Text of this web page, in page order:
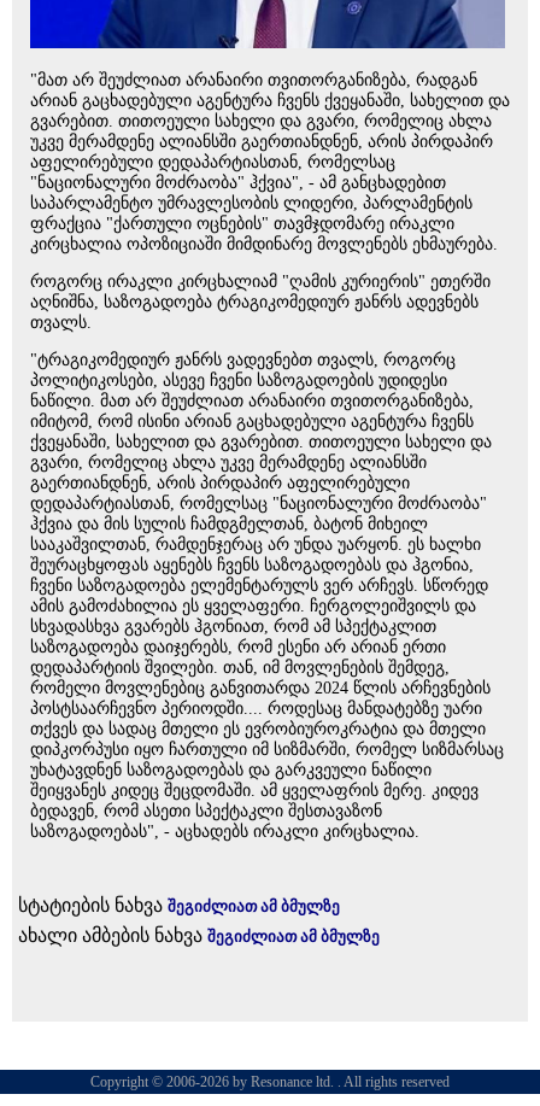
"მათ არ შეუძლიათ არანაირი თვითორგანიზება, რადგან
არიან გაცხადებული აგენტურა ჩვენს ქვეყანაში, სახელით და
გვარებით. თითოეული სახელი და გვარი, რომელიც ახლა
უკვე მერამდენე ალიანსში გაერთიანდნენ, არის პირდაპირ
აფელირებული დედაპარტიასთან, რომელსაც
"ნაციონალური მოძრაობა" ჰქვია", - ამ განცხადებით
საპარლამენტო უმრავლესობის ლიდერი, პარლამენტის
ფრაქცია "ქართული ოცნების" თავმჯდომარე ირაკლი
კირცხალია ოპოზიციაში მიმდინარე მოვლენებს ეხმაურება.
როგორც ირაკლი კირცხალიამ "ღამის კურიერის" ეთერში
აღნიშნა, საზოგადოება ტრაგიკომედიურ ჟანრს ადევნებს
თვალს.
"ტრაგიკომედიურ ჟანრს ვადევნებთ თვალს, როგორც
პოლიტიკოსები, ასევე ჩვენი საზოგადოების უდიდესი
ნაწილი. მათ არ შეუძლიათ არანაირი თვითორგანიზება,
იმიტომ, რომ ისინი არიან გაცხადებული აგენტურა ჩვენს
ქვეყანაში, სახელით და გვარებით. თითოეული სახელი და
გვარი, რომელიც ახლა უკვე მერამდენე ალიანსში
გაერთიანდნენ, არის პირდაპირ აფელირებული
დედაპარტიასთან, რომელსაც "ნაციონალური მოძრაობა"
ჰქვია და მის სულის ჩამდგმელთან, ბატონ მიხეილ
სააკაშვილთან, რამდენჯერაც არ უნდა უარყონ. ეს ხალხი
შეურაცხყოფას აყენებს ჩვენს საზოგადოებას და ჰგონია,
ჩვენი საზოგადოება ელემენტარულს ვერ არჩევს. სწორედ
ამის გამოძახილია ეს ყველაფერი. ჩერგოლეიშვილს და
სხვადასხვა გვარებს ჰგონიათ, რომ ამ სპექტაკლით
საზოგადოება დაიჯერებს, რომ ესენი არ არიან ერთი
დედაპარტიის შვილები. თან, იმ მოვლენების შემდეგ,
რომელი მოვლენებიც განვითარდა 2024 წლის არჩევნების
პოსტსაარჩევნო პერიოდში.... როდესაც მანდატებზე უარი
თქვეს და სადაც მთელი ეს ევრობიუროკრატია და მთელი
დიპკორპუსი იყო ჩართული იმ სიზმარში, რომელ სიზმარსაც
უხატავდნენ საზოგადოებას და გარკვეული ნაწილი
შეიყვანეს კიდეც შეცდომაში. ამ ყველაფრის მერე. კიდევ
ბედავენ, რომ ასეთი სპექტაკლი შესთავაზონ
საზოგადოებას", - აცხადებს ირაკლი კირცხალია.
სტატიების ნახვა შეგიძლიათ ამ ბმულზე
ახალი ამბების ნახვა შეგიძლიათ ამ ბმულზე
Copyright © 2006-2026 by Resonance ltd. . All rights reserved